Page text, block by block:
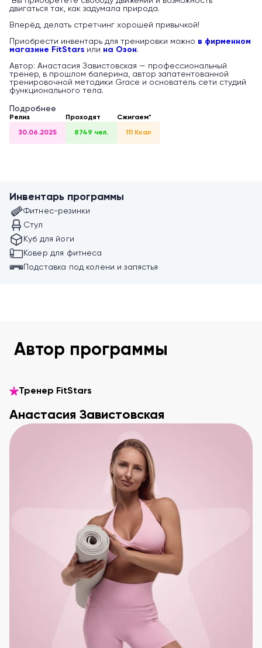
двигаться так, как задумала природа.
Вперёд, делать стретчинг хорошей привычкой!
Приобрести инвентарь для тренировки можно в фирменном
магазине FitStars или на Озон.
Автор: Анастасия Завистовская — профессиональный
тренер, в прошлом балерина, автор запатентованной
тренировочной методики Grace и основатель сети студий
функционального тела.
Подробнее
Релиз
30.06.2025
Проходят
8749 чел.
Сжигаем*
111 Ккал
Инвентарь программы
Фитнес-резинки
Стул
Куб для йоги
Ковер для фитнеса
Подставка под колени и запястья
Автор программы
Тренер FitStars
Анастасия Завистовская